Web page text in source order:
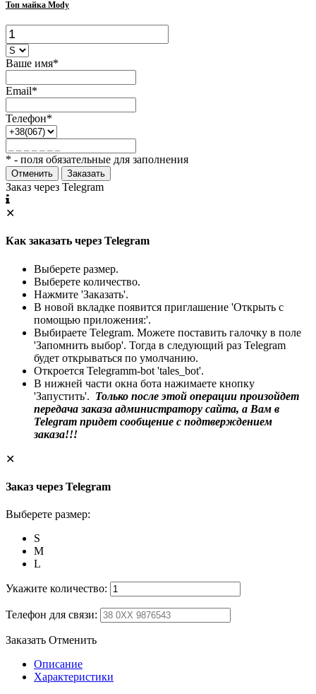
Топ майка Mody
Ваше имя*
Email*
Телефон*
* - поля обязательные для заполнения
Отменить Заказать
Заказ через Telegram
✕
Как заказать через Telegram
Выберете размер.
Выберете количество.
Нажмите 'Заказать'.
В новой вкладке появится приглашение 'Открыть с
помощью приложения:'.
Выбираете Telegram. Можете поставить галочку в поле
'Запомнить выбор'. Тогда в следующий раз Telegram
будет открываться по умолчанию.
Откроется Telegramm-bot 'tales_bot'.
В нижней части окна бота нажимаете кнопку
'Запустить'. Только после этой операции произойдет
передача заказа администратору сайта, а Вам в
Telegram придет сообщение с подтверждением
заказа!!!
✕
Заказ через Telegram
Выберете размер:
S
M
L
Укажите количество:
Телефон для связи:
Заказать Отменить
Описание
Характеристики